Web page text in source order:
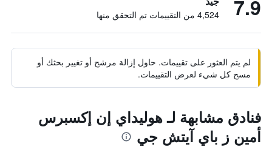
7.9 4,524 من التقييمات تم التحقق منها
لم يتم العثور على تقييمات. حاول إزالة مرشح أو تغيير بحثك أو
مسح كل شيء لعرض التقييمات.
فنادق مشابهة لـ هوليداي إن إكسبرس
أمين ز باي آيتش جي